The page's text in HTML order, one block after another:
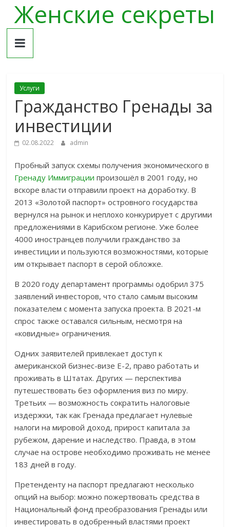
Skip
content
Женские секреты
Услуги
Гражданство Гренады за
инвестиции
02.08.2022 admin
Пробный запуск схемы получения экономического в
Гренаду Иммиграции произошёл в 2001 году, но
вскоре власти отправили проект на доработку. В
2013 «Золотой паспорт» островного государства
вернулся на рынок и неплохо конкурирует с другими
предложениями в Карибском регионе. Уже более
4000 иностранцев получили гражданство за
инвестиции и пользуются возможностями, которые
им открывает паспорт в серой обложке.
В 2020 году департамент программы одобрил 375
заявлений инвесторов, что стало самым высоким
показателем с момента запуска проекта. В 2021-м
спрос также оставался сильным, несмотря на
«ковидные» ограничения.
Одних заявителей привлекает доступ к
американской бизнес-визе Е-2, право работать и
проживать в Штатах. Других — перспектива
путешествовать без оформления виз по миру.
Третьих — возможность сократить налоговые
издержки, так как Гренада предлагает нулевые
налоги на мировой доход, прирост капитала за
рубежом, дарение и наследство. Правда, в этом
случае на острове необходимо проживать не менее
183 дней в году.
Претенденту на паспорт предлагают несколько
опций на выбор: можно пожертвовать средства в
Национальный фонд преобразования Гренады или
инвестировать в одобренный властями проект